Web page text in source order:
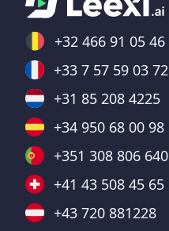
+32 466 91 05 46
+33 7 57 59 03 72
+31 85 208 4225
+34 950 68 00 98
+351 308 806 640
+41 43 508 45 65
+43 720 881228